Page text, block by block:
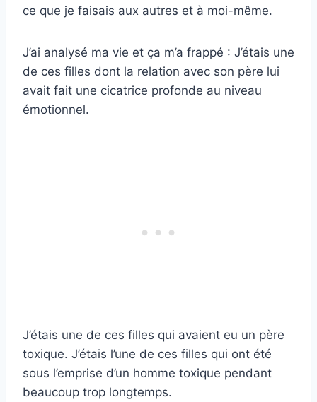
ce que je faisais aux autres et à moi-même.
J’ai analysé ma vie et ça m’a frappé : J’étais une
de ces filles dont la relation avec son père lui
avait fait une cicatrice profonde au niveau
émotionnel.
J’étais une de ces filles qui avaient eu un père
toxique. J’étais l’une de ces filles qui ont été
sous l’emprise d’un homme toxique pendant
beaucoup trop longtemps.